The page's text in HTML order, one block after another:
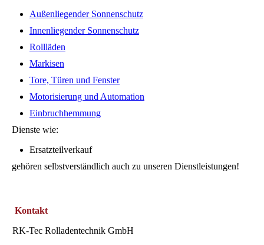
Außenliegender Sonnenschutz
Innenliegender Sonnenschutz
Rollläden
Markisen
Tore, Türen und Fenster
Motorisierung und Automation
Einbruchhemmung
Dienste wie:
Ersatzteilverkauf
gehören selbstverständlich auch zu unseren Dienstleistungen!
Kontakt
RK-Tec Rolladentechnik GmbH